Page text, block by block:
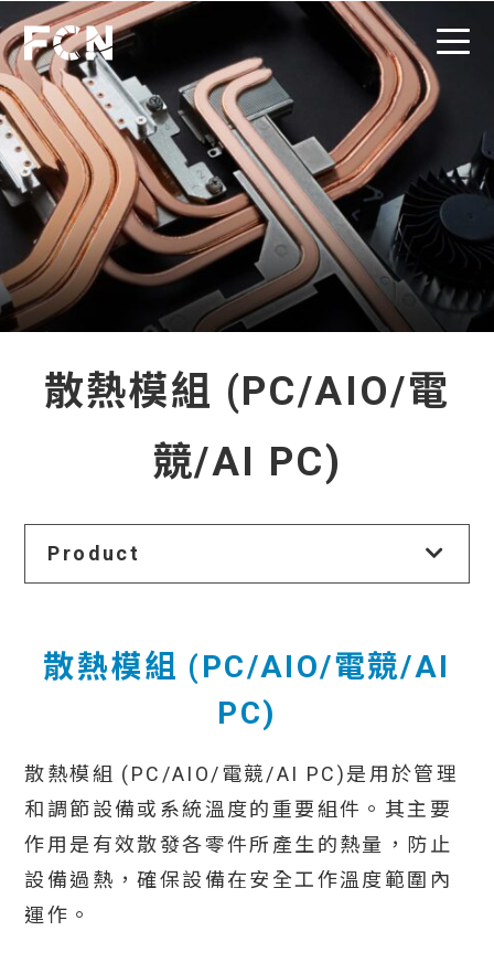
散熱模組 (PC/AIO/電
競/AI PC)
Product
散熱模組 (PC/AIO/電競/AI
PC)
散熱模組 (PC/AIO/電競/AI PC)是用於管理
和調節設備或系統溫度的重要組件。其主要
作用是有效散發各零件所產生的熱量，防止
設備過熱，確保設備在安全工作溫度範圍內
運作。